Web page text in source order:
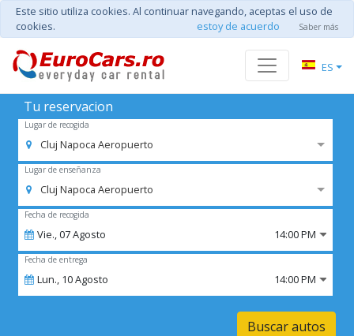
Este sitio utiliza cookies. Al continuar navegando, aceptas el uso de
cookies.
estoy de acuerdo Saber más
ES
Tu reservacion
Lugar de recogida
Cluj Napoca Aeropuerto
Lugar de enseñanza
Cluj Napoca Aeropuerto
Fecha de recogida
Vie.,07Agosto 14:00 PM
Fecha de entrega
Lun., 10Agosto 14:00 PM
Buscar autos